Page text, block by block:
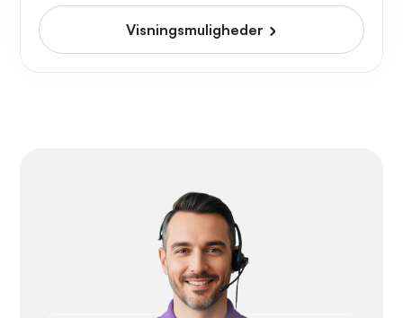
Visningsmuligheder